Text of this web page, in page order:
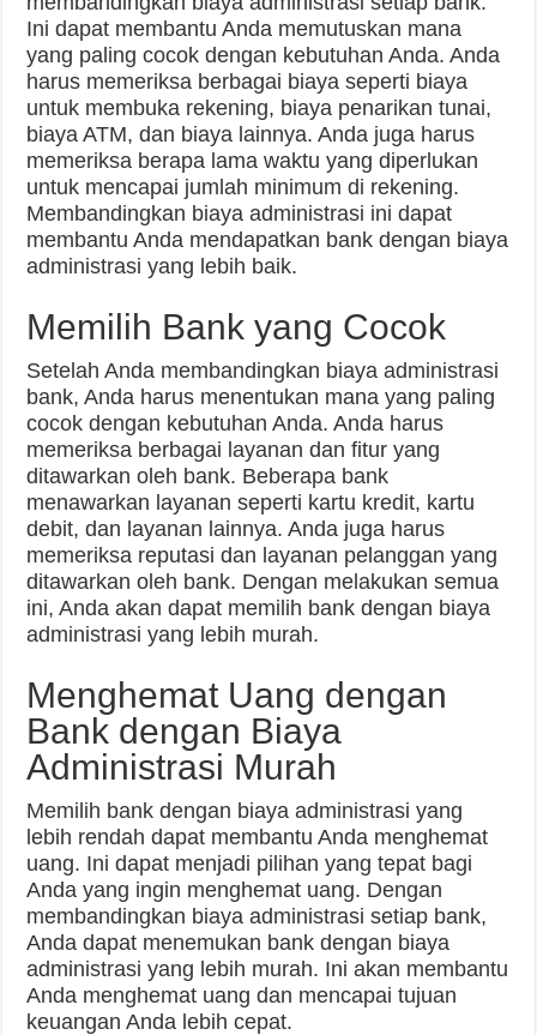
Ini dapat membantu Anda memutuskan mana
yang paling cocok dengan kebutuhan Anda. Anda
harus memeriksa berbagai biaya seperti biaya
untuk membuka rekening, biaya penarikan tunai,
biaya ATM, dan biaya lainnya. Anda juga harus
memeriksa berapa lama waktu yang diperlukan
untuk mencapai jumlah minimum di rekening.
Membandingkan biaya administrasi ini dapat
membantu Anda mendapatkan bank dengan biaya
administrasi yang lebih baik.
Memilih Bank yang Cocok
Setelah Anda membandingkan biaya administrasi
bank, Anda harus menentukan mana yang paling
cocok dengan kebutuhan Anda. Anda harus
memeriksa berbagai layanan dan fitur yang
ditawarkan oleh bank. Beberapa bank
menawarkan layanan seperti kartu kredit, kartu
debit, dan layanan lainnya. Anda juga harus
memeriksa reputasi dan layanan pelanggan yang
ditawarkan oleh bank. Dengan melakukan semua
ini, Anda akan dapat memilih bank dengan biaya
administrasi yang lebih murah.
Menghemat Uang dengan
Bank dengan Biaya
Administrasi Murah
Memilih bank dengan biaya administrasi yang
lebih rendah dapat membantu Anda menghemat
uang. Ini dapat menjadi pilihan yang tepat bagi
Anda yang ingin menghemat uang. Dengan
membandingkan biaya administrasi setiap bank,
Anda dapat menemukan bank dengan biaya
administrasi yang lebih murah. Ini akan membantu
Anda menghemat uang dan mencapai tujuan
keuangan Anda lebih cepat.